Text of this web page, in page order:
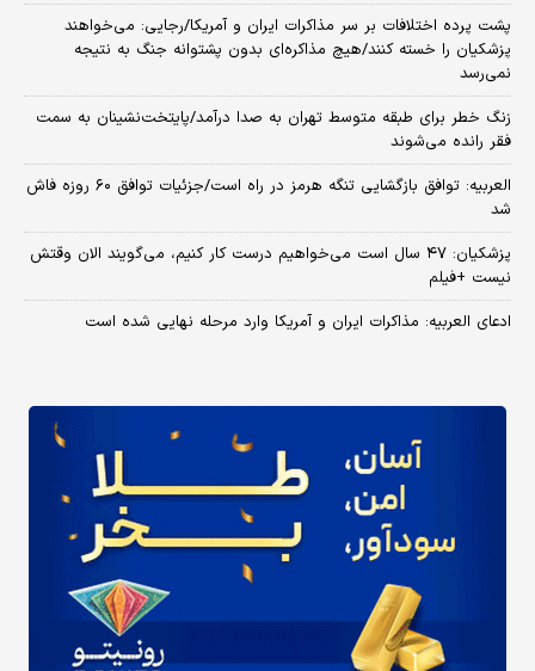
پشت پرده اختلافات بر سر مذاکرات ایران و آمریکا/رجایی: می‌خواهند
پزشکیان را خسته کنند/هیچ مذاکره‌ای بدون پشتوانه جنگ به نتیجه
نمی‌رسد
زنگ خطر برای طبقه متوسط تهران به صدا درآمد/پایتخت‌نشینان به سمت
فقر رانده می‌شوند
العربیه: توافق بازگشایی تنگه هرمز در راه است/جزئیات توافق ۶۰ روزه فاش
شد
پزشکیان: ۴۷ سال است می‌خواهیم درست کار کنیم، می‌گویند الان وقتش
نیست +فیلم
ادعای العربیه: مذاکرات ایران و آمریکا وارد مرحله نهایی شده است